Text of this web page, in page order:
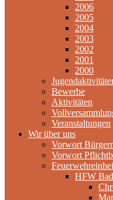
2006
2005
2004
2003
2002
2001
2000
Bewerbe
Aktivitäten
Veranstaltungen
Wir über uns
Vorwort
Vorwort
HFW